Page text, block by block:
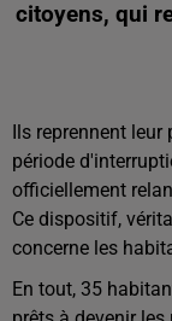
citoyens, qui
Ils reprennent leur
période
officiellement
Ce dispositif,
concerne les
En tout, 35